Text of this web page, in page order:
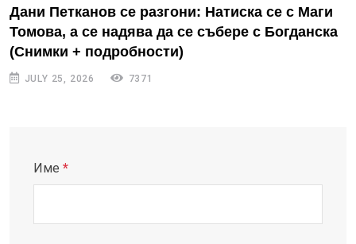
Дани Петканов се разгони: Натиска се с Маги
Томова, а се надява да се събере с Богданска
(Снимки + подробности)
JULY 25, 2026 7371
Име *